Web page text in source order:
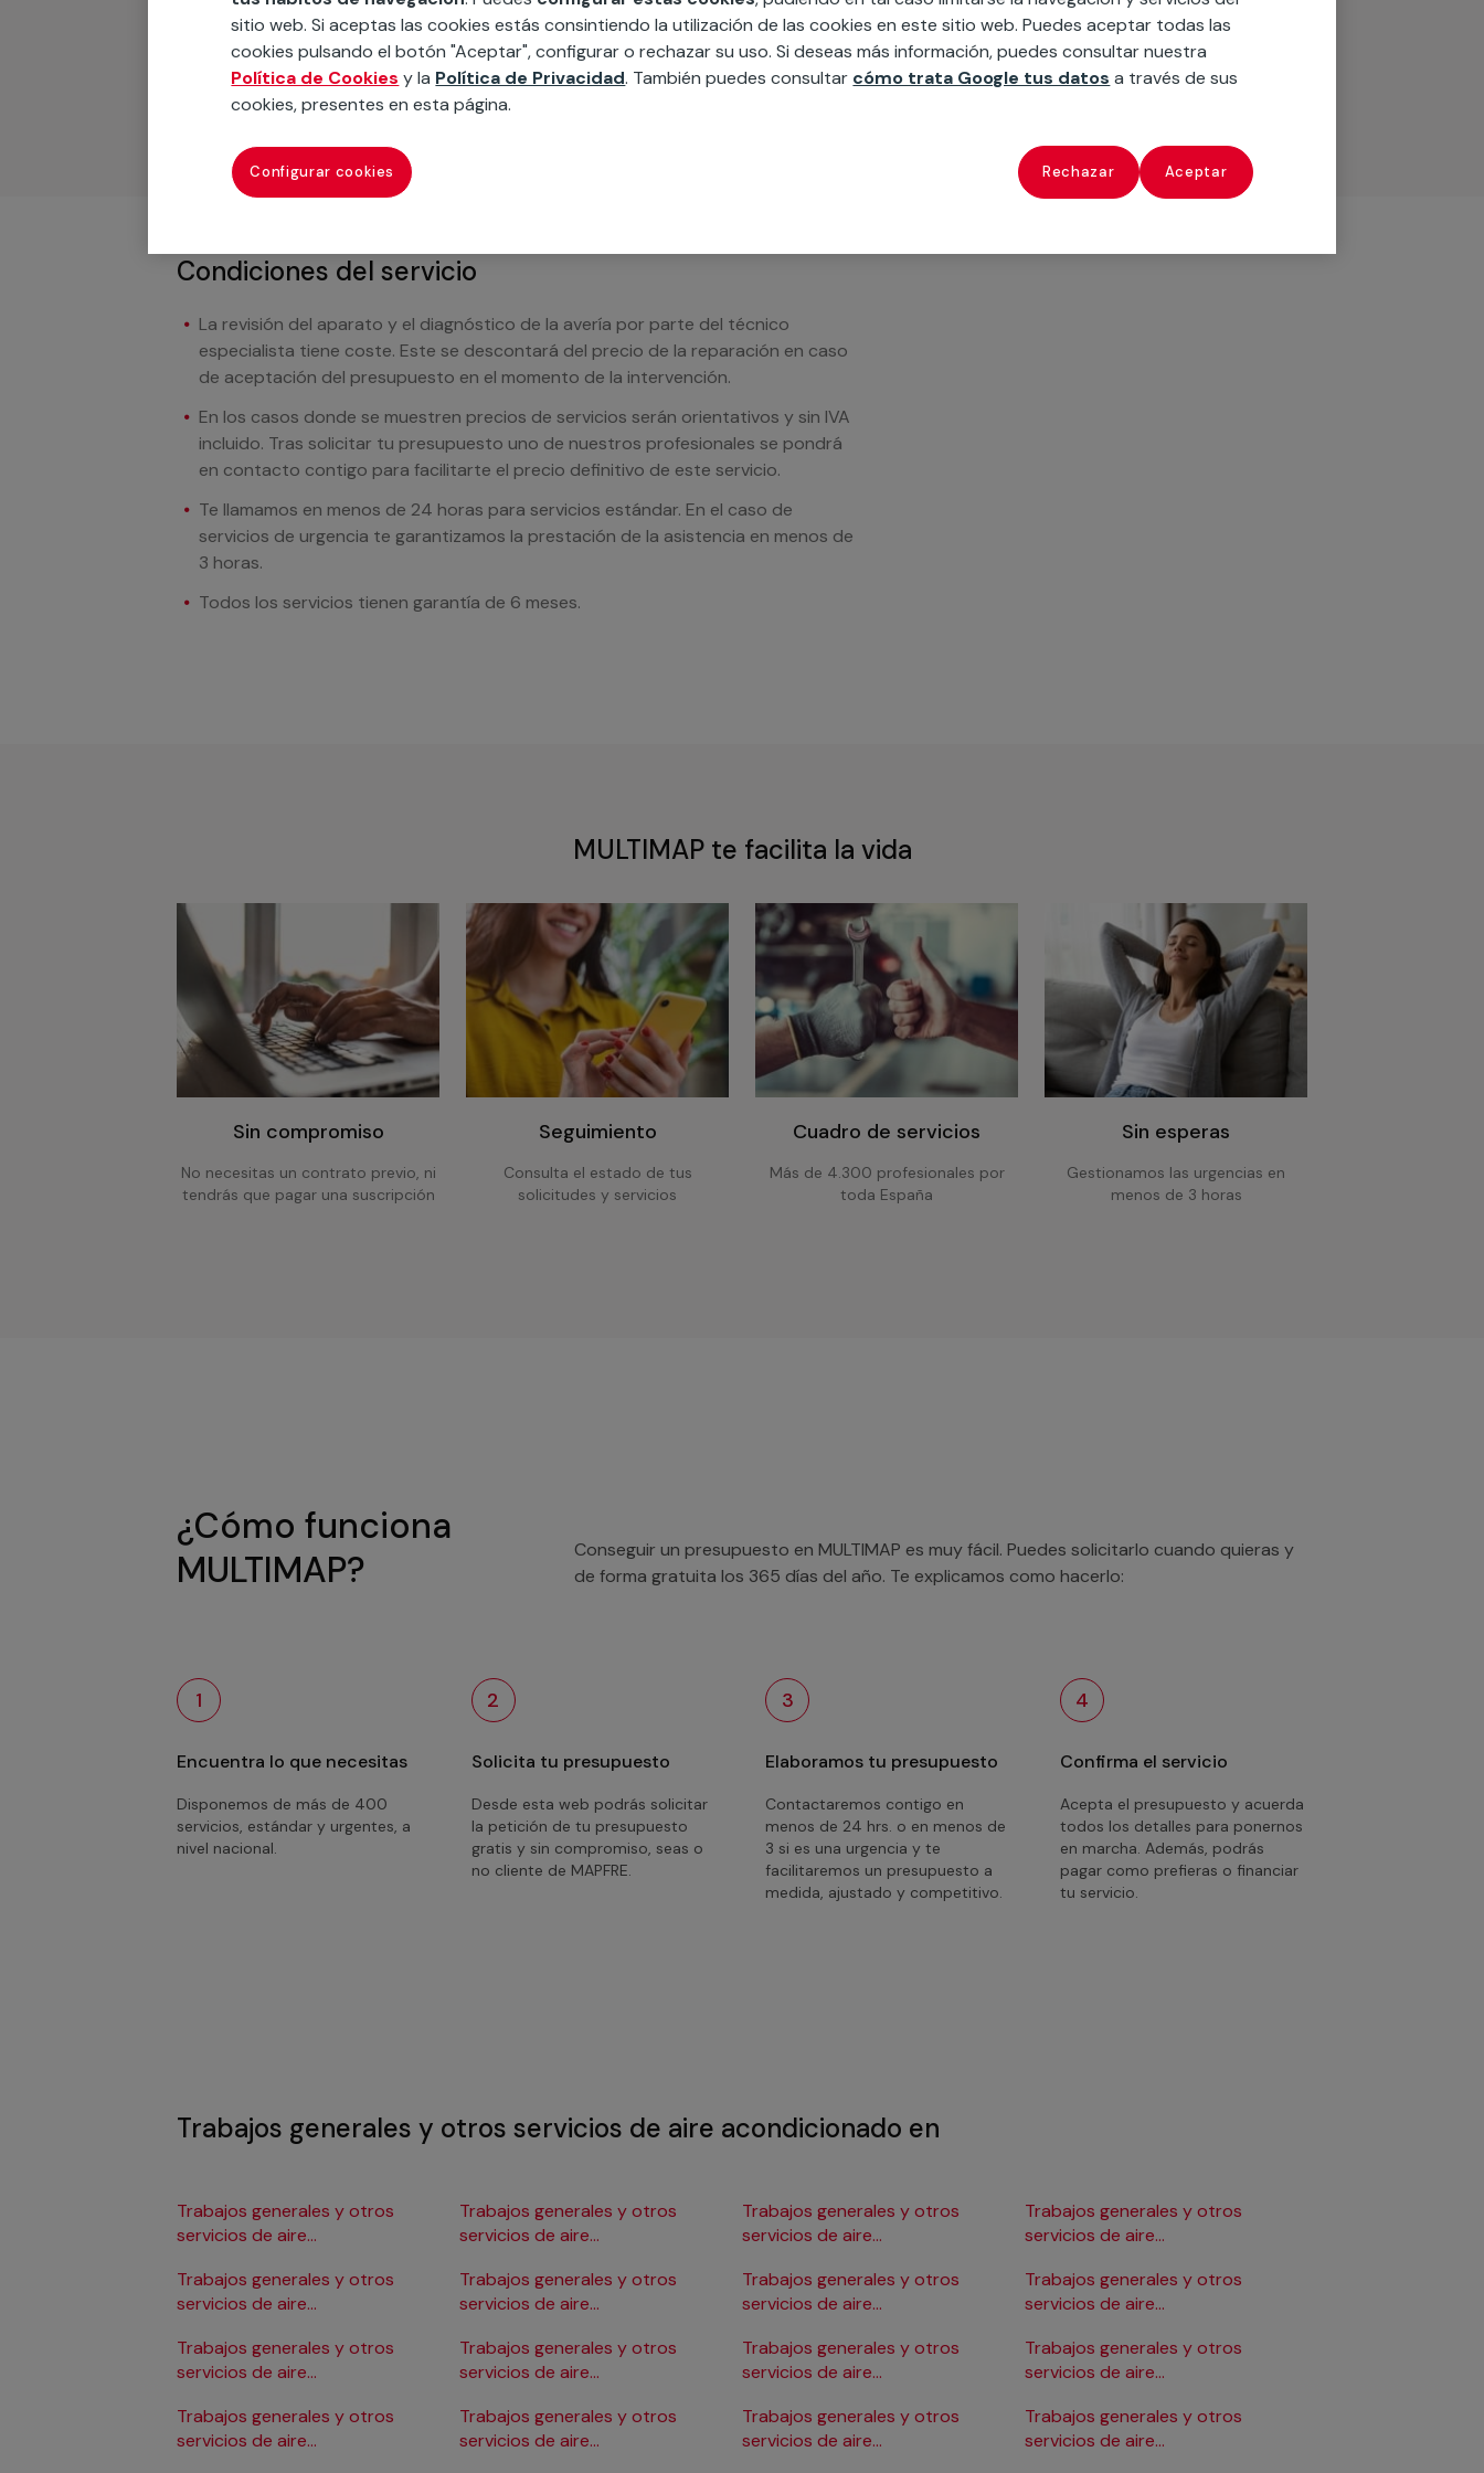
Podemos ofrecer cualquier servicio a medida incluyendo todo lo que necesites:
materiales, equipamientos, electrodomésticos, etc. Cuéntanos que necesitas
cuando te llamemos.
Condiciones del servicio
La revisión del aparato y el diagnóstico de la avería por parte del técnico
especialista tiene coste. Este se descontará del precio de la reparación en caso
de aceptación del presupuesto en el momento de la intervención.
En los casos donde se muestren precios de servicios serán orientativos y sin IVA
incluido. Tras solicitar tu presupuesto uno de nuestros profesionales se pondrá
en contacto contigo para facilitarte el precio definitivo de este servicio.
Te llamamos en menos de 24 horas para servicios estándar. En el caso de
servicios de urgencia te garantizamos la prestación de la asistencia en menos de
3 horas.
Todos los servicios tienen garantía de 6 meses.
MULTIMAP te facilita la vida
Sin compromiso
No necesitas un contrato previo, ni
tendrás que pagar una suscripción
Seguimiento
Consulta el estado de tus
solicitudes y servicios
Cuadro de servicios
Más de 4.300 profesionales por
toda España
Sin esperas
Gestionamos las urgencias en
menos de 3 horas
¿Cómo funciona
MULTIMAP?
Conseguir un presupuesto en MULTIMAP es muy fácil. Puedes solicitarlo cuando quieras y
de forma gratuita los 365 días del año. Te explicamos como hacerlo:
1
Encuentra lo que necesitas
Disponemos de más de 400
servicios, estándar y urgentes, a
nivel nacional.
2
Solicita tu presupuesto
Desde esta web podrás solicitar
la petición de tu presupuesto
gratis y sin compromiso, seas o
no cliente de MAPFRE.
3
Elaboramos tu presupuesto
Contactaremos contigo en
menos de 24 hrs. o en menos de
3 si es una urgencia y te
facilitaremos un presupuesto a
medida, ajustado y competitivo.
4
Confirma el servicio
Acepta el presupuesto y acuerda
todos los detalles para ponernos
en marcha. Además, podrás
pagar como prefieras o financiar
tu servicio.
Trabajos generales y otros servicios de aire acondicionado en
Trabajos generales y otros
servicios de aire
Trabajos generales y otros
servicios de aire
Alicante/Alacant
Trabajos generales y otros
servicios de aire
Trabajos generales y otros
servicios de aire
Trabajos generales y otros
servicios de aire
Trabajos generales y otros
servicios de aire
Trabajos generales y otros
servicios de aire
Trabajos generales y otros
servicios de aire
Trabajos generales y otros
servicios de aire
Trabajos generales y otros
servicios de aire
Trabajos generales y otros
servicios de aire
Trabajos generales y otros
servicios de aire
Trabajos generales y otros
servicios de aire
Trabajos generales y otros
servicios de aire
Trabajos generales y otros
servicios de aire
Trabajos generales y otros
servicios de aire
sitio web. Si aceptas las cookies estás consintiendo la utilización de las cookies en este sitio web. Puedes aceptar todas las
cookies pulsando el botón "Aceptar", configurar o rechazar su uso. Si deseas más información, puedes consultar nuestra
Política de Cookies y la Política de Privacidad. También puedes consultar cómo trata Google tus datos a través de sus
cookies, presentes en esta página.
Configurar cookies Rechazar Aceptar